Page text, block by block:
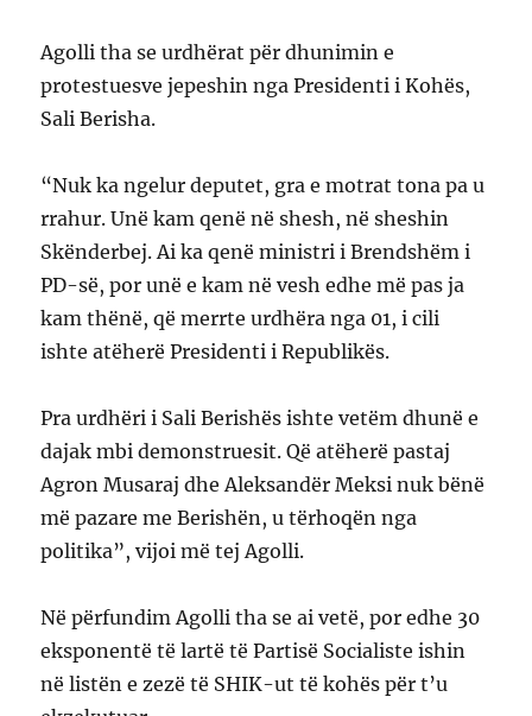
Agolli tha se urdhërat për dhunimin e
protestuesve jepeshin nga Presidenti i Kohës,
Sali Berisha.
“Nuk ka ngelur deputet, gra e motrat tona pa u
rrahur. Unë kam qenë në shesh, në sheshin
Skënderbej. Ai ka qenë ministri i Brendshëm i
PD-së, por unë e kam në vesh edhe më pas ja
kam thënë, që merrte urdhëra nga 01, i cili
ishte atëherë Presidenti i Republikës.
Pra urdhëri i Sali Berishës ishte vetëm dhunë e
dajak mbi demonstruesit. Që atëherë pastaj
Agron Musaraj dhe Aleksandër Meksi nuk bënë
më pazare me Berishën, u tërhoqën nga
politika”, vijoi më tej Agolli.
Në përfundim Agolli tha se ai vetë, por edhe 30
eksponentë të lartë të Partisë Socialiste ishin
në listën e zezë të SHIK-ut të kohës për t’u